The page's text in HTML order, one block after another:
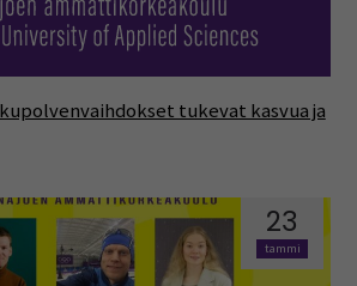
tukevat kasvua ja
23
tammi